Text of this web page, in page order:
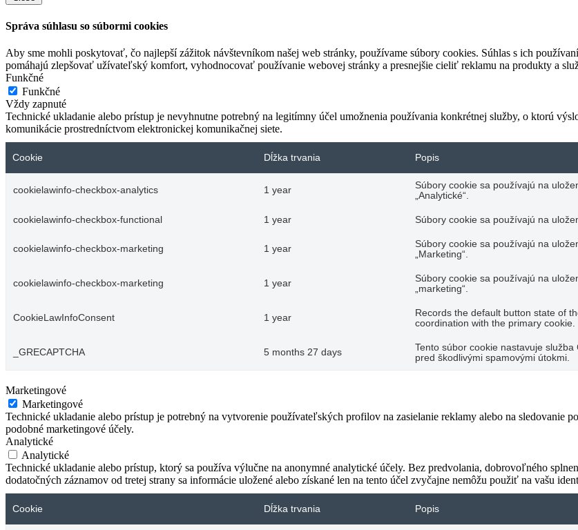
Správa súhlasu so súbormi cookies
Aby sme mohli poskytovať, čo najlepší zážitok návštevníkom našej web stránky, používame súbory cookies. Súhlas s ich
pomáhajú zlepšovať užívateľský komfort, vyhodnocovať používanie webovej stránky a presnejšie cieliť reklamu na produkty a
Funkčné
Funkčné
Vždy zapnuté
Technické ukladanie alebo prístup je nevyhnutne potrebný na legitímny účel umožnenia používania konkrétnej služby, o ktorú
komunikácie prostredníctvom elektronickej komunikačnej siete.
Cookie Dĺžka trvania Popis
cookielawinfo-checkbox-analytics 1 year
Súbory cookie sa používajú na
„Analytické“.
cookielawinfo-checkbox-functional 1 year Súbory cookie sa používajú na
cookielawinfo-checkbox-marketing 1 year
Súbory cookie sa používajú na
„Marketing“.
cookielawinfo-checkbox-marketing 1 year
Súbory cookie sa používajú na
„marketing“.
CookieLawInfoConsent 1 year
Records the default button state of
coordination with the primary cookie.
_GRECAPTCHA 5 months 27 days
Tento súbor cookie nastavuje
pred škodlivými spamovými útokmi.
Marketingové
Marketingové
Technické ukladanie alebo prístup je potrebný na vytvorenie používateľských profilov na zasielanie reklamy alebo na sledovanie
podobné marketingové účely.
Analytické
Analytické
Technické ukladanie alebo prístup, ktorý sa používa výlučne na anonymné analytické účely. Bez predvolania, dobrovoľného
dodatočných záznamov od tretej strany sa informácie uložené alebo získané len na tento účel zvyčajne nemôžu použiť na vašu
Cookie Dĺžka trvania Popis